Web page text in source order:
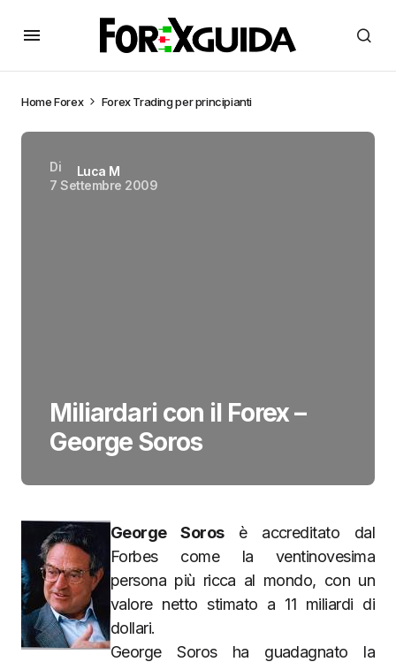
HomeForex Forex Trading per principianti
Di
Luca M
7 Settembre 2009
Miliardari con il Forex –
George Soros
George Sorosè accreditato dal
Forbes come la ventinovesima
persona più ricca al mondo, con un
valore netto stimato a 11 miliardi di
dollari.
George Soros ha guadagnato la